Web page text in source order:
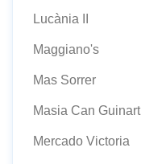
Lucània II
Maggiano's
Mas Sorrer
Masia Can Guinart
Mercado Victoria